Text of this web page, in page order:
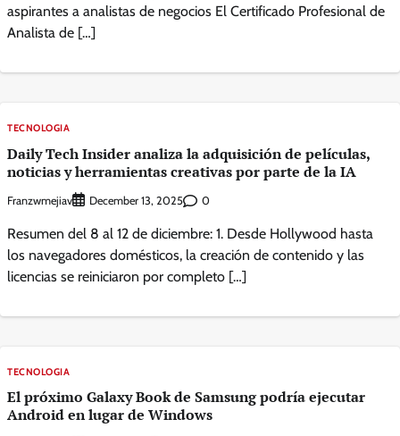
aspirantes a analistas de negocios El Certificado Profesional de
Analista de […]
TECNOLOGIA
Daily Tech Insider analiza la adquisición de películas,
noticias y herramientas creativas por parte de la IA
Franzwmejiav December 13, 2025 0
Resumen del 8 al 12 de diciembre: 1. Desde Hollywood hasta
los navegadores domésticos, la creación de contenido y las
licencias se reiniciaron por completo […]
TECNOLOGIA
El próximo Galaxy Book de Samsung podría ejecutar
Android en lugar de Windows